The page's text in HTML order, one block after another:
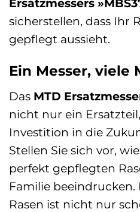
sicherstellen, dass Ihr
gepflegt aussieht.
Ein Messer, viele
Das MTD
nicht nur ein
Investition in die
Stellen Sie sich vor,
perfekt gepflegten
Familie
Rasen ist nicht nur